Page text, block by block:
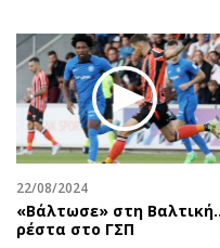
22/08/2024
«Βάλτωσε» στη
ρέστα στο ΓΣΠ